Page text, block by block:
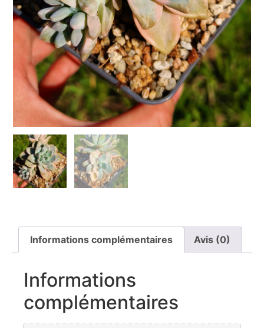
Informations complémentaires Avis (0)
Informations
complémentaires